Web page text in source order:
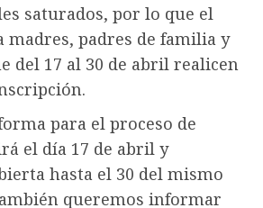
saturados, por lo que el
madres, padres de familia y
del 17 al 30 de abril realicen
para el proceso de
el día 17 de abril y
hasta el 30 del mismo
queremos informar